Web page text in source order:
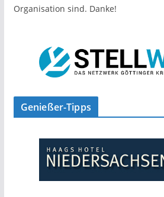
Organisation sind. Danke!
Genießer-Tipps